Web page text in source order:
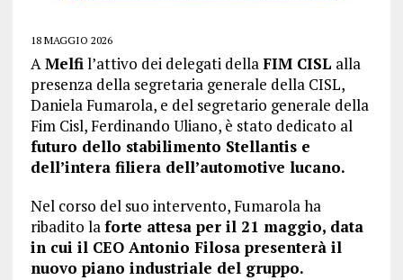
18 MAGGIO 2026
AMelfil’attivo dei delegati dellaFIM CISL alla
presenza della segretaria generale della CISL,
Daniela Fumarola, e del segretario generale della
Fim Cisl, Ferdinando Uliano, è stato dedicato al
futuro dello stabilimento Stellantis e
dell’intera filiera dell’automotive lucano.
Nel corso del suo intervento, Fumarola ha
ribadito laforte attesa per il 21 maggio, data
in cui il CEO Antonio Filosa presenterà il
nuovo piano industriale del gruppo.